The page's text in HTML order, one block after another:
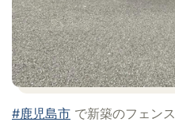
#鹿児島市 で新築のフェン